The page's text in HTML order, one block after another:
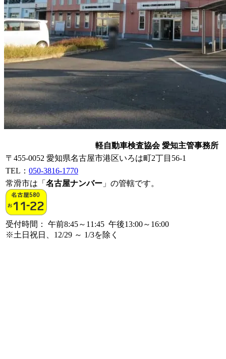
軽自動車検査協会 愛知主管事務所
〒455-0052 愛知県名古屋市港区いろは町2丁目56-1
TEL： 050-3816-1770
常滑市は「 名古屋ナンバー 」の管轄です。
受付時間： 午前8:45～11:45 午後13:00～16:00
※土日祝日、12/29 ～ 1/3を除く